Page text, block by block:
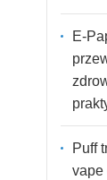
E-
Puff
vape